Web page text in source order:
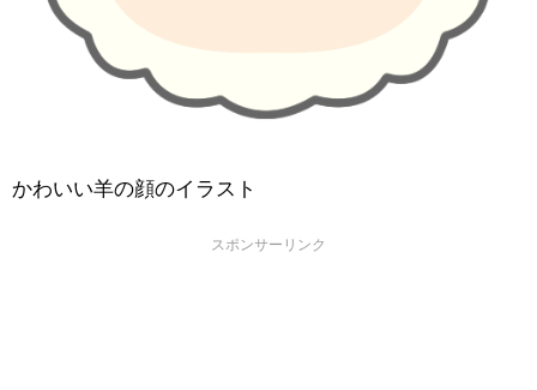
かわいい羊の顔のイラスト
スポンサーリンク